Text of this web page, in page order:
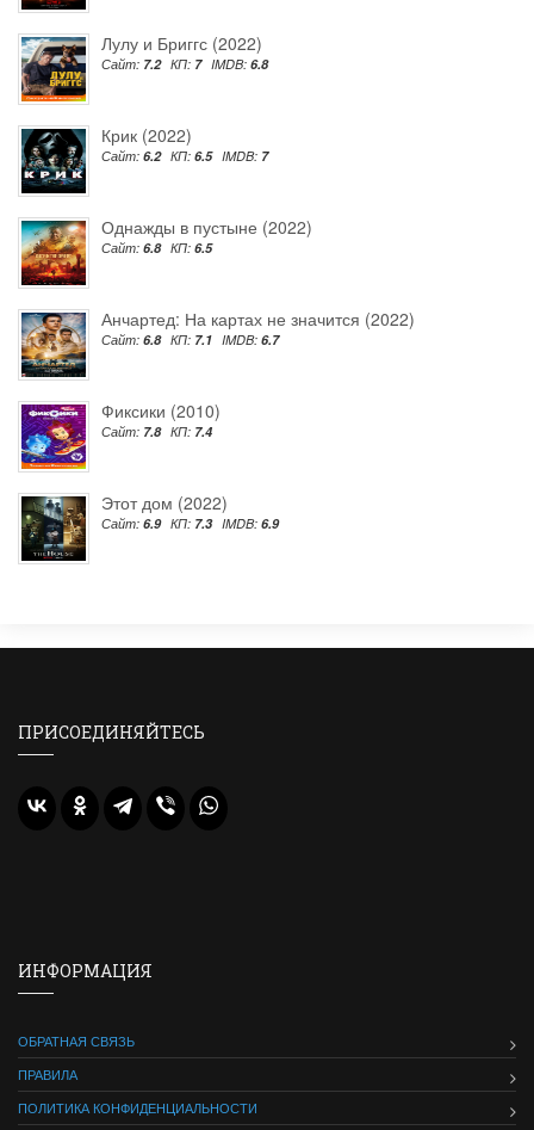
Лулу и Бриггс (2022)
Сайт: 7.2 КП: 7 IMDB: 6.8
Крик (2022)
Сайт: 6.2 КП: 6.5 IMDB: 7
Однажды в пустыне (2022)
Сайт: 6.8 КП: 6.5
Анчартед: На картах не значится (2022)
Сайт: 6.8 КП: 7.1 IMDB: 6.7
Фиксики (2010)
Сайт: 7.8 КП: 7.4
Этот дом (2022)
Сайт: 6.9 КП: 7.3 IMDB: 6.9
ПРИСОЕДИНЯЙТЕСЬ
ИНФОРМАЦИЯ
ОБРАТНАЯ СВЯЗЬ
ПРАВИЛА
ПОЛИТИКА КОНФИДЕНЦИАЛЬНОСТИ